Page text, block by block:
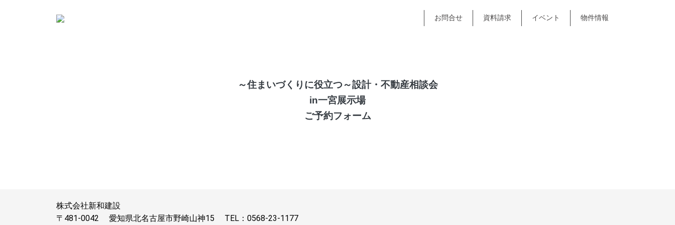
お問合せ 資料請求 イベント 物件情報
～住まいづくりに役立つ～設計・不動産相談会
in一宮展示場
ご予約フォーム
株式会社新和建設
〒481-0042
愛知県北名古屋市野崎山神15 TEL： 0568-23-1177